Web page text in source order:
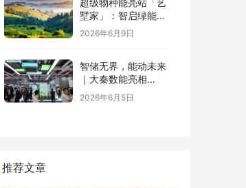
墅家」：智启绿能，
省钱又增值
2026年6月9日
智储无界，能动未来
｜大秦数能亮相
SNEC，以全场景储
能方案诠释“智储”新
2026年6月5日
推荐文章